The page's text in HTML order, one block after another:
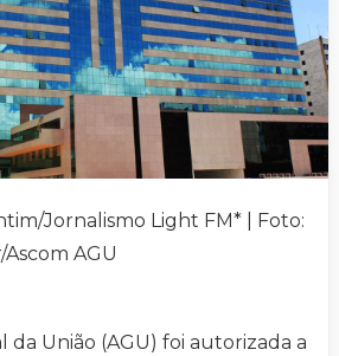
Jornalismo Light FM* | Foto:
AGU
da União (AGU) foi autorizada a